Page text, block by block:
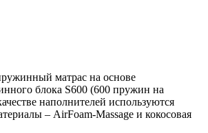
матрас на основе
блока S600 (600 пружин на
наполнителей используются
– AirFoam-Massage и кокосовая